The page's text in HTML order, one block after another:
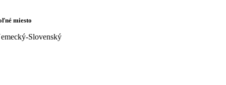
miesto
Slovenský